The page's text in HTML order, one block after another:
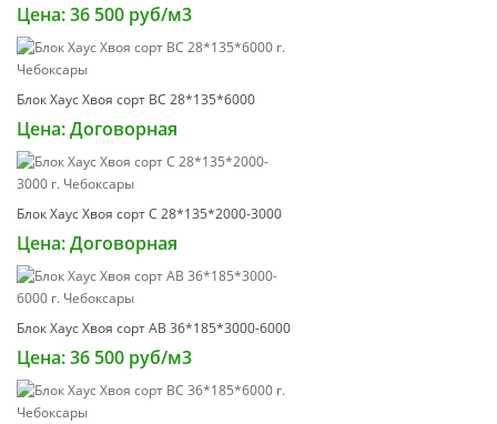
Цена: 36 500 руб/м3
Блок Хаус Хвоя сорт ВС 28*135*6000
Цена: Договорная
Блок Хаус Хвоя сорт С 28*135*2000-3000
Цена: Договорная
Блок Хаус Хвоя сорт АВ 36*185*3000-6000
Цена: 36 500 руб/м3